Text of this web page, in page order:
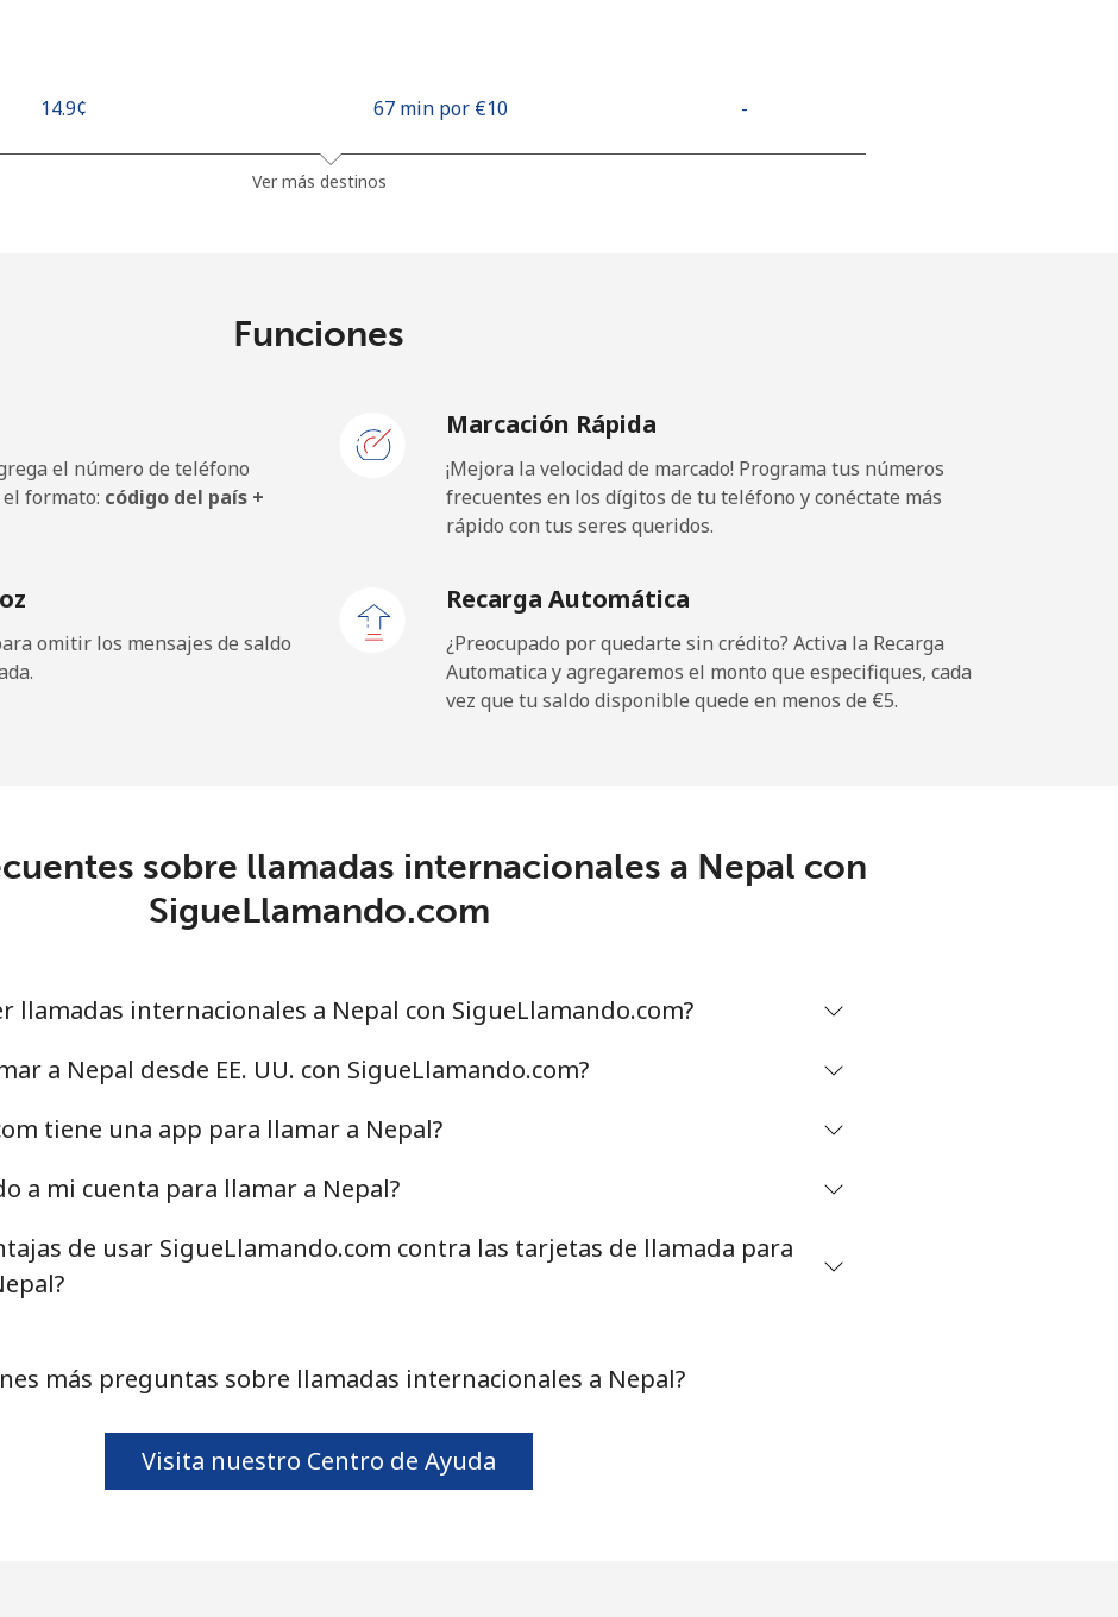
⁦14.9¢⁩ 67 min por ⁦€10⁩ -
⁦30.5¢⁩ 32 min por ⁦€10⁩ -
714 min por ⁦€10⁩ -
⁦12.5¢⁩ 80 min por ⁦€10⁩ -
43 min por ⁦€10⁩
⁦36.5¢⁩ 27 min por ⁦€10⁩
⁦31.9¢⁩ 31 min por ⁦€10⁩
⁦12.9¢⁩ 77 min por ⁦€10⁩ -
6 min por ⁦€10⁩
Ver más destinos
Funciones
el número de teléfono
el formato: código del país +
Marcación Rápida
¡Mejora la velocidad de marcado! Programa tus números
frecuentes en los dígitos de tu teléfono y conéctate más
rápido con tus seres queridos.
omitir los mensajes de saldo
Recarga Automática
¿Preocupado por quedarte sin crédito? Activa la Recarga
Automatica y agregaremos el monto que especifiques, cada
vez que tu saldo disponible quede en menos de ⁦€5⁩.
sobre llamadas internacionales a Nepal con
SigueLlamando.com
llamadas internacionales a Nepal con SigueLlamando.com?
a Nepal desde EE. UU. con SigueLlamando.com?
tiene una app para llamar a Nepal?
a mi cuenta para llamar a Nepal?
de usar SigueLlamando.com contra las tarjetas de llamada para
más preguntas sobre llamadas internacionales a Nepal?
Visita nuestro Centro de Ayuda